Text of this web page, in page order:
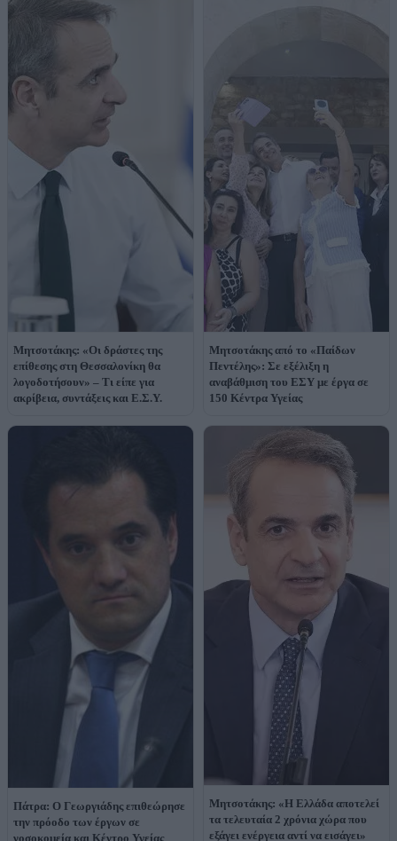
Μητσοτάκης: «Οι δράστες της
επίθεσης στη Θεσσαλονίκη θα
λογοδοτήσουν» – Τι είπε για
ακρίβεια, συντάξεις και Ε.Σ.Υ.
Μητσοτάκης από το «Παίδων
Πεντέλης»: Σε εξέλιξη η
αναβάθμιση του ΕΣΥ με έργα σε
150 Κέντρα Υγείας
Πάτρα: Ο Γεωργιάδης επιθεώρησε
την πρόοδο των έργων σε
νοσοκομεία και Κέντρο Υγείας
Μητσοτάκης: «Η Ελλάδα αποτελεί
τα τελευταία 2 χρόνια χώρα που
εξάγει ενέργεια αντί να εισάγει»